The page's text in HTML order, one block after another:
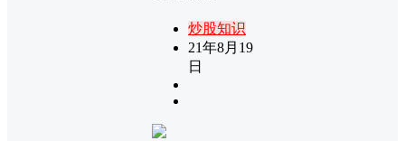
炒股知识
21年8月19
日